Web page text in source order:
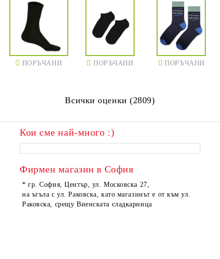
ПОРЪЧАНИ ПОРЪЧАНИ ПОРЪЧАНИ
ПОРЪЧАНИ
Всички оценки (2809)
Кои сме най-много :)
Фирмен магазин в София
* гр. София, Център, ул. Московска 27,
на ъгъла с ул. Раковска, като магазинът е от към ул.
Раковска, срещу Виенската сладкарница